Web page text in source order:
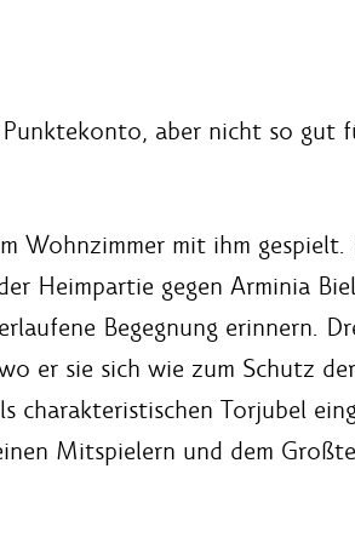
Punktekonto, aber nicht so gut
Wohnzimmer mit ihm gespielt.
Heimpartie gegen Arminia
Begegnung erinnern.
er sie sich wie zum Schutz
charakteristischen Torjubel
Mitspielern und dem